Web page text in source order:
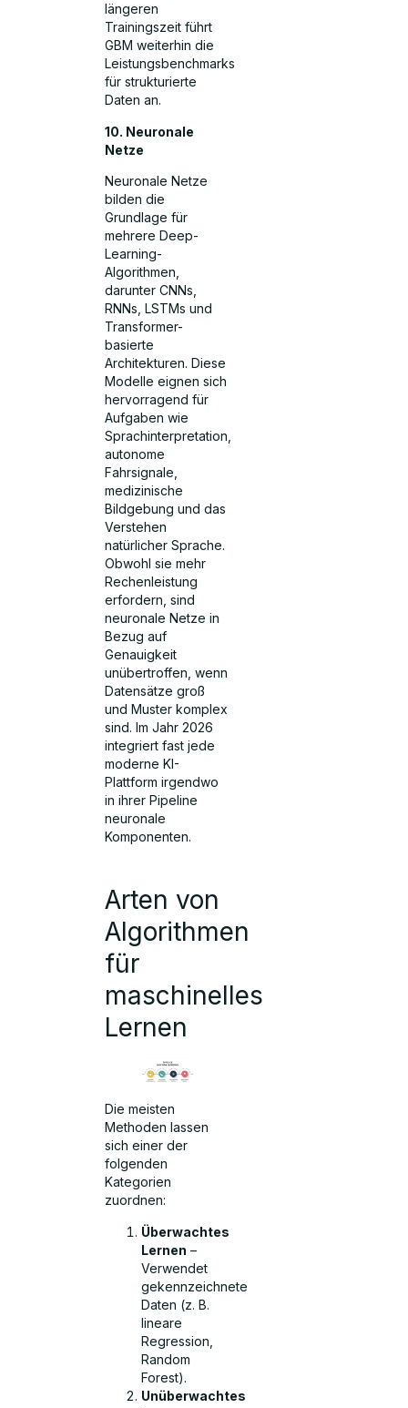
längeren
Trainingszeit führt
GBM weiterhin die
Leistungsbenchmarks
für strukturierte
Daten an.
10. Neuronale
Netze
Neuronale Netze
bilden die
Grundlage für
mehrere Deep-
Learning-
Algorithmen,
darunter CNNs,
RNNs, LSTMs und
Transformer-
basierte
Architekturen. Diese
Modelle eignen sich
hervorragend für
Aufgaben wie
Sprachinterpretation,
autonome
Fahrsignale,
medizinische
Bildgebung und das
Verstehen
natürlicher Sprache.
Obwohl sie mehr
Rechenleistung
erfordern, sind
neuronale Netze in
Bezug auf
Genauigkeit
unübertroffen, wenn
Datensätze groß
und Muster komplex
sind. Im Jahr 2026
integriert fast jede
moderne KI-
Plattform irgendwo
in ihrer Pipeline
neuronale
Komponenten.
Arten von
Algorithmen
für
maschinelles
Lernen
Die meisten
Methoden lassen
sich einer der
folgenden
Kategorien
zuordnen:
Überwachtes
Lernen –
Verwendet
gekennzeichnete
Daten (z. B.
lineare
Regression,
Random
Forest).
Unüberwachtes